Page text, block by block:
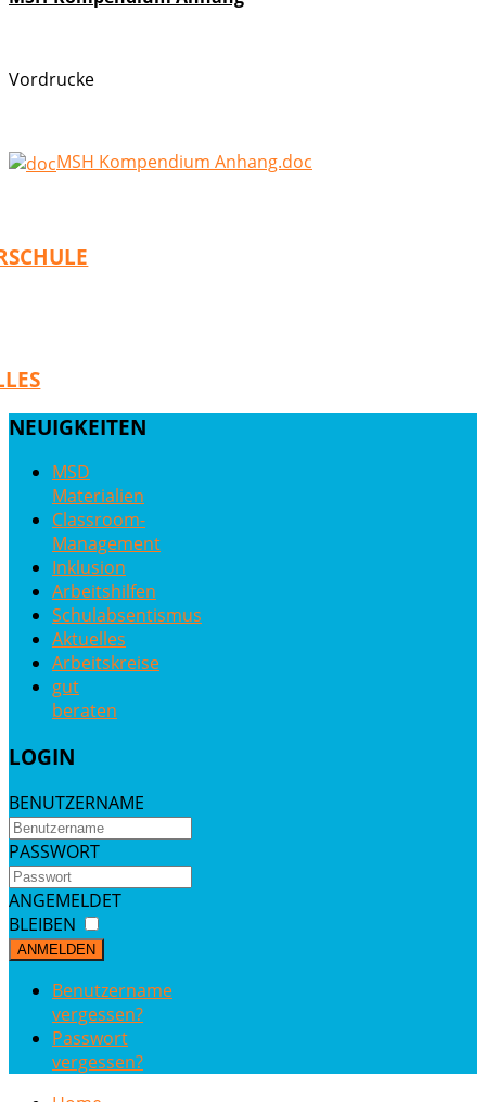
Vordrucke
MSH Kompendium Anhang.doc
NEUIGKEITEN
MSD
Materialien
Classroom-
Management
Inklusion
Arbeitshilfen
Schulabsentismus
Aktuelles
Arbeitskreise
gut
beraten
LOGIN
BENUTZERNAME
PASSWORT
ANGEMELDET
BLEIBEN
ANMELDEN
Benutzername
vergessen?
Passwort
vergessen?